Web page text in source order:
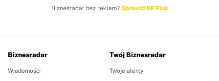
Biznesradar bez reklam? Sprawdź BR Plus
Biznesradar
Wiadomości
Twój Biznesradar
Twoje alerty